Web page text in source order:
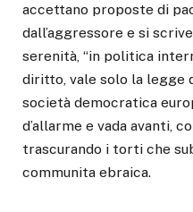
accettano proposte di
dall’aggressore e si
serenità, “in politica
diritto, vale solo la legge
società democratica
d’allarme e vada avanti,
trascurando i torti che
communita ebraica.